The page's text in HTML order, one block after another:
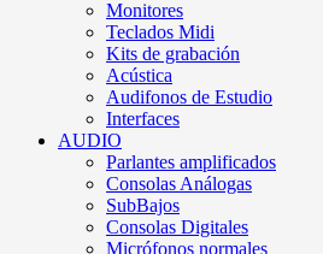
Monitores
Teclados Midi
Kits de grabación
Acústica
Audifonos de Estudio
Interfaces
AUDIO
Parlantes amplificados
Consolas Análogas
SubBajos
Consolas Digitales
Micrófonos normales